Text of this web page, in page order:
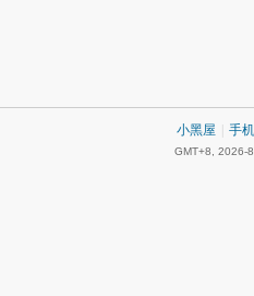
小黑屋 手
GMT+8, 2026-